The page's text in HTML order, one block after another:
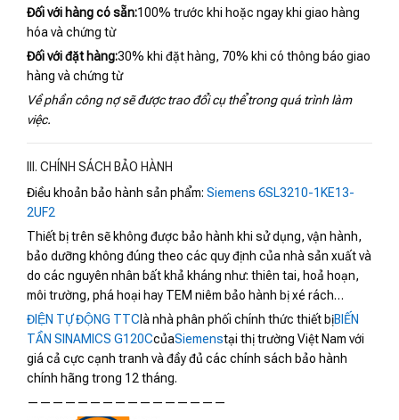
Đối với hàng có sẵn:100% trước khi hoặc ngay khi giao hàng
hóa và chứng từ
Đối với đặt hàng:30% khi đặt hàng, 70% khi có thông báo giao
hàng và chứng từ
Về phần công nợ sẽ được trao đổi cụ thể trong quá trình làm
việc.
III. CHÍNH SÁCH BẢO HÀNH
Điều khoản bảo hành sản phẩm: Siemens 6SL3210-1KE13-
2UF2
Thiết bị trên sẽ không được bảo hành khi sử dụng, vận hành,
bảo dưỡng không đúng theo các quy định của nhà sản xuất và
do các nguyên nhân bất khả kháng như: thiên tai, hoả hoạn,
môi trường, phá hoại hay TEM niêm bảo hành bị xé rách…
ĐIỆN TỰ ĐỘNG TTC là nhà phân phối chính thức thiết bịBIẾN
TẦN SINAMICS G120CcủaSiemenstại thị trường Việt Nam với
giá cả cực cạnh tranh và đầy đủ các chính sách bảo hành
chính hãng trong 12 tháng.
————————————————